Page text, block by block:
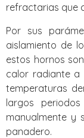
refractarias que
Por sus
aislamiento de
estos hornos
calor radiante a
temperaturas
largos
manualmente y
panadero.